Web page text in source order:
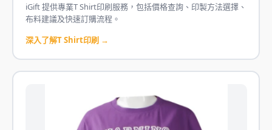
iGift 提供專業T Shirt印刷服務，包括價格查詢、印製方法選擇、
布料建議及快速訂購流程。
深入了解T Shirt印刷 →